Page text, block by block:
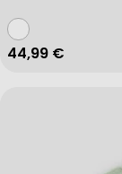
Regulärer Preis
44,99 €